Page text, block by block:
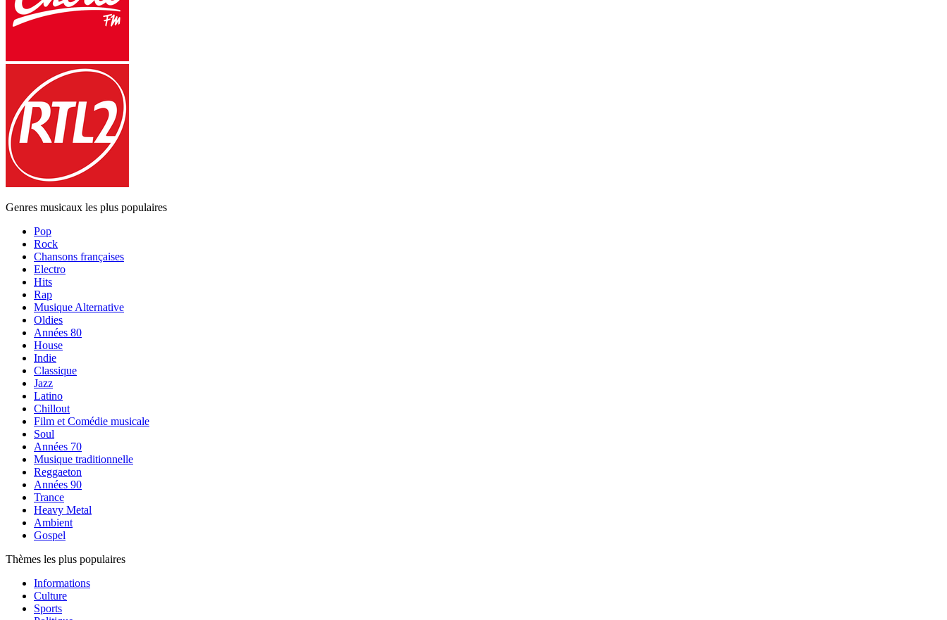
Genres musicaux les plus populaires
Pop
Rock
Chansons françaises
Electro
Hits
Rap
Musique Alternative
Oldies
Années 80
House
Indie
Classique
Jazz
Latino
Chillout
Film et Comédie musicale
Soul
Années 70
Musique traditionnelle
Reggaeton
Années 90
Trance
Heavy Metal
Ambient
Gospel
Thèmes les plus populaires
Informations
Culture
Sports